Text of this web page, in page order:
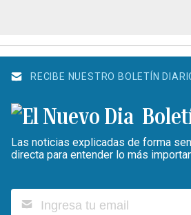
RECIBE NUESTRO BOLETÍN
Las noticias explicadas de forma
directa para entender lo más